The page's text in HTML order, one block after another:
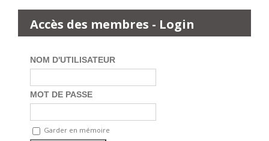
Accès des membres - Login
NOM D'UTILISATEUR
MOT DE PASSE
Garder en mémoire